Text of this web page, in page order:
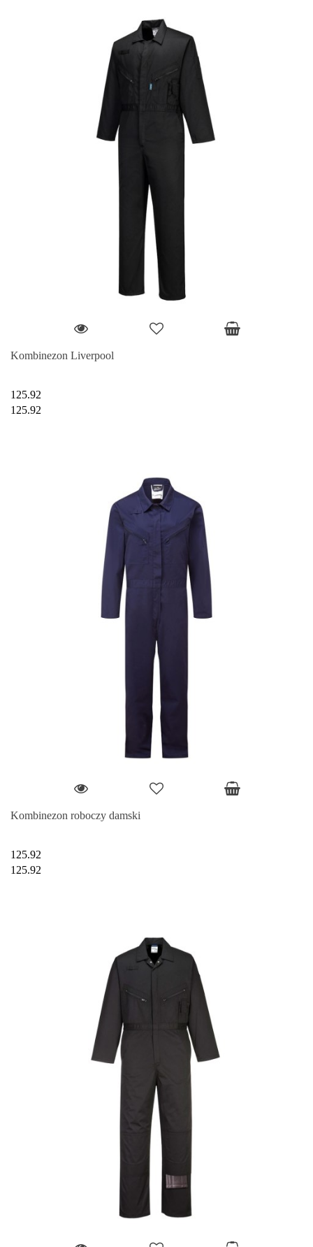
Kombinezon Liverpool
125.92
125.92
Kombinezon roboczy damski
125.92
125.92